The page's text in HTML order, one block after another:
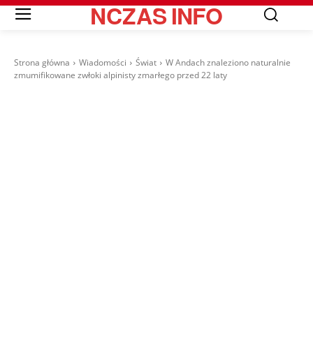
NCZASINFO
Strona główna Wiadomości Świat
W Andach znaleziono naturalnie
zmumifikowane zwłoki alpinisty zmarłego przed 22 laty